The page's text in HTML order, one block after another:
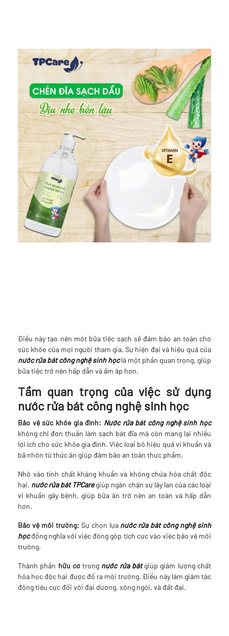
Điều này tạo nên một bữa tiệc sạch sẽ đảm bảo an toàn cho
sức khỏe của mọi người tham gia. Sự hiện đại và hiệu quả của
nước rửa bát công nghệ sinh học là một phần quan trọng, giúp
bữa tiệc trở nên hấp dẫn và ấm áp hơn.
Tầm quan trọng của việc sử dụng
nước rửa bát công nghệ sinh học
Bảo vệ sức khỏe gia đình: Nước rửa bát công nghệ sinh học
không chỉ đơn thuần làm sạch bát đĩa mà còn mang lại nhiều
lợi ích cho sức khỏe gia đình. Việc loại bỏ hiệu quả vi khuẩn và
bã nhờn từ thức ăn giúp đảm bảo an toàn thực phẩm.
Nhờ vào tính chất kháng khuẩn và không chứa hóa chất độc
hại, nước rửa bát TPCaregiúp ngăn chặn sự lây lan của các loại
vi khuẩn gây bệnh, giúp bữa ăn trở nên an toàn và hấp dẫn
hơn.
Bảo vệ môi trường: Sự chọn lựa nước rửa bát công nghệ sinh
họcđồng nghĩa với việc đóng góp tích cực vào việc bảo vệ môi
trường.
Thành phần hữu cơtrong nước rửa bátgiúp giảm lượng chất
hóa học độc hại được đổ ra môi trường. Điều này làm giảm tác
động tiêu cực đối với đại dương, sông ngòi, và đất đai.